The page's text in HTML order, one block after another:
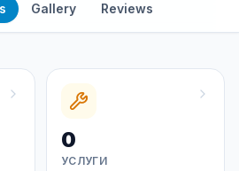
Gallery Reviews
0
УСЛУГИ